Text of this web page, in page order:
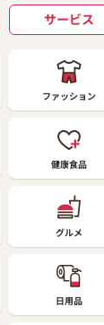
サービス
ファッション
健康食品
グルメ
日用品